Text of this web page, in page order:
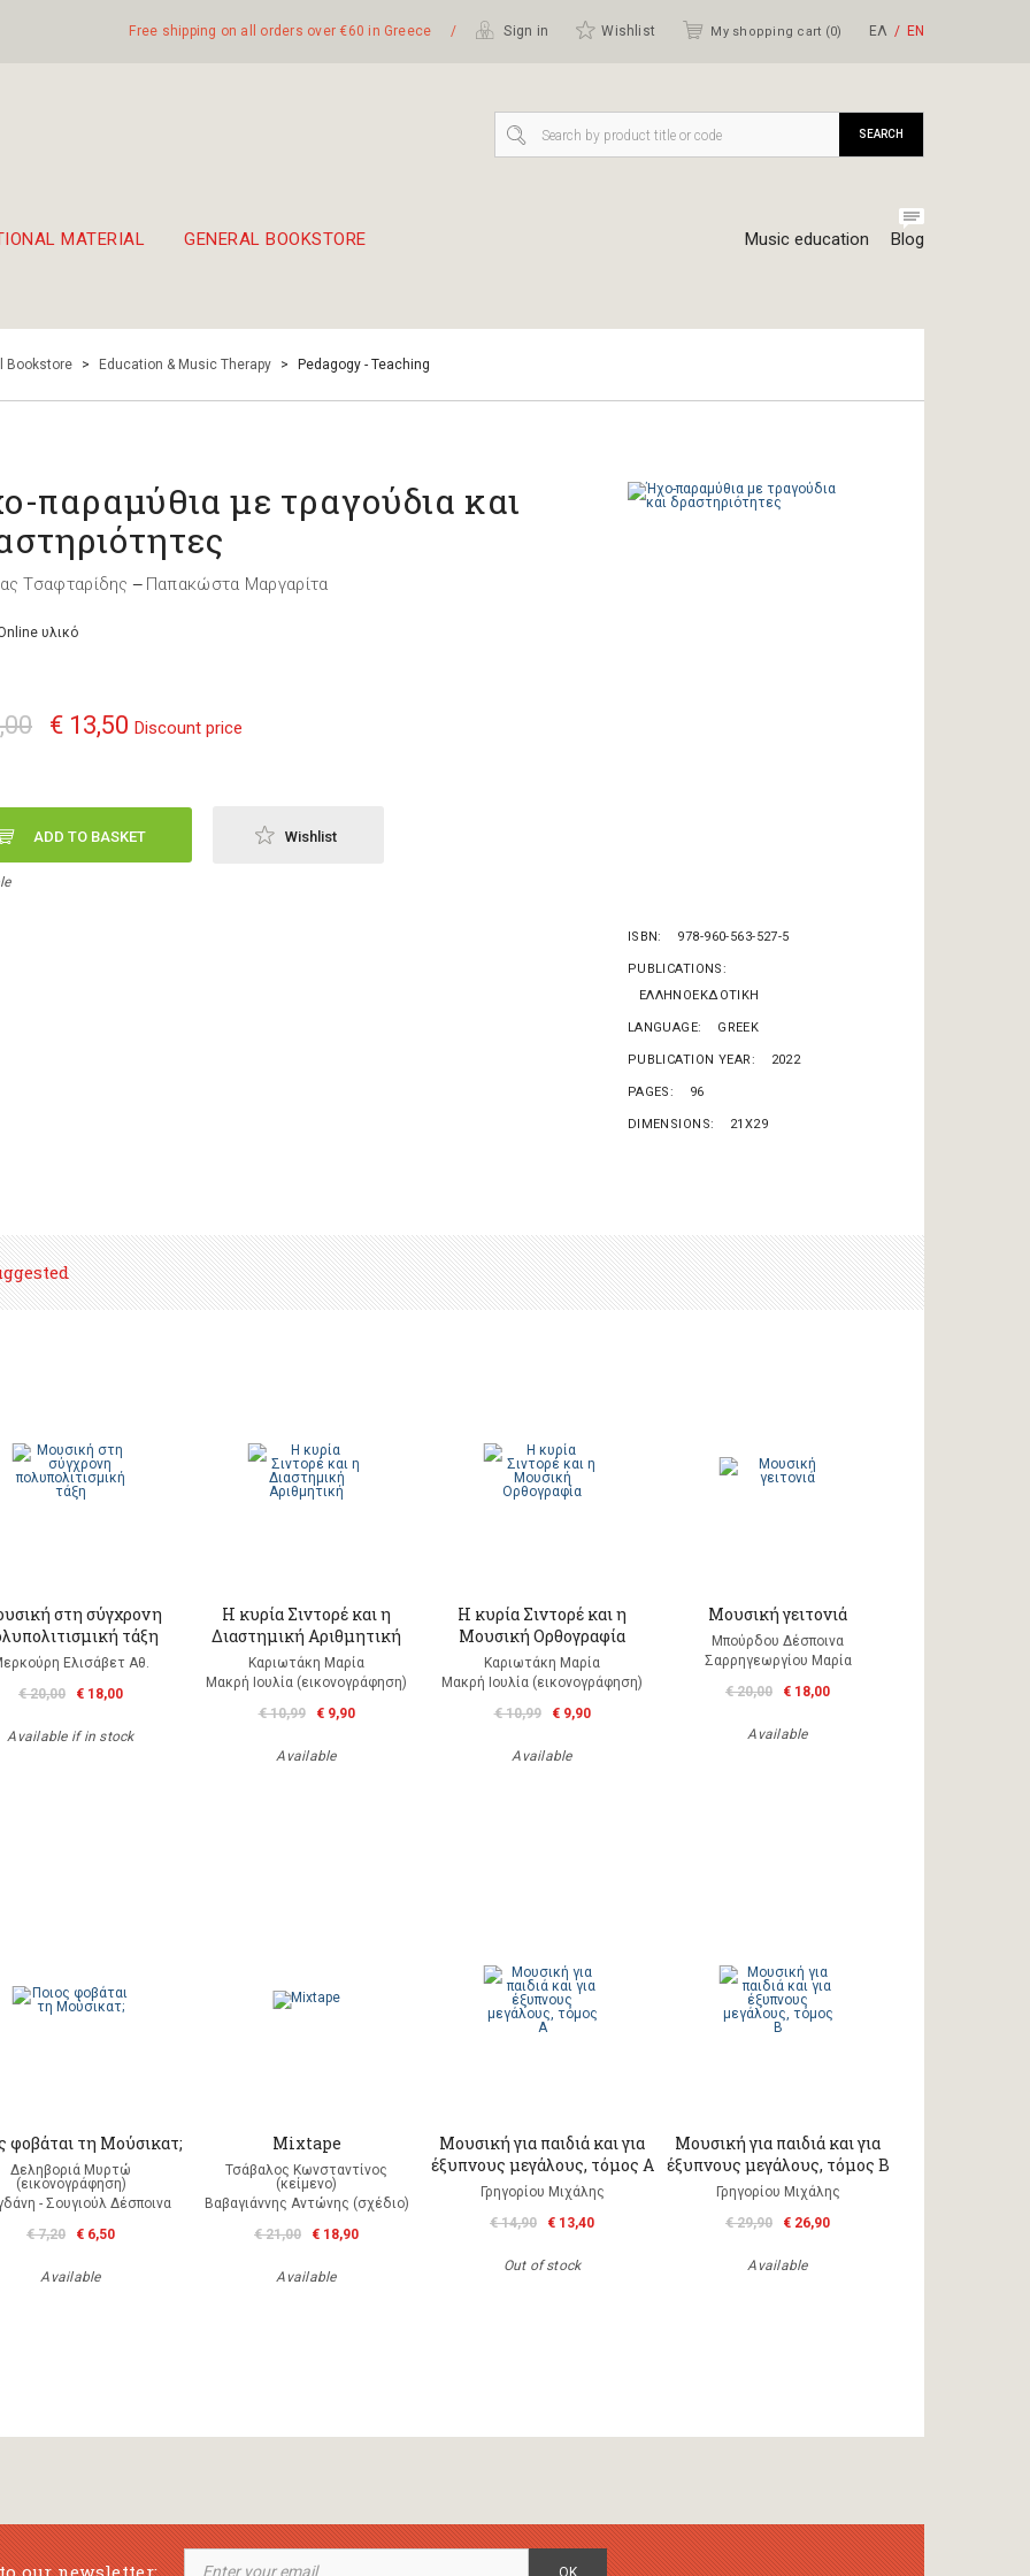
Free shipping on all orders over €60 in Greece / Sign in Wishlist My shopping cart (0) ΕΛ ΕΝ
MATERIAL GENERAL BOOKSTORE Music education Blog
SEARCH
Bookstore > Education & Music Therapy > Pedagogy - Teaching
παραμύθια με τραγούδια και
Τσαφταρίδης — Παπακώστα Μαργαρίτα
υλικό
€ 13,50 Discount price
ADD TO BASKET Wishlist
ISBN 978-960-563-527-5
PUBLICATIONS
ΕΛΛΗΝΟΕΚΔΟΤΙΚΗ
LANGUAGE GREEK
PUBLICATION YEAR 2022
PAGES 96
DIMENSIONS 21X29
στη σύγχρονη
τάξη
Ελισάβετ Αθ.
€ 20,00
€ 18,00
Available if in stock
Η κυρία Σιντορέ και η
Διαστημική Αριθμητική
Καριωτάκη Μαρία
Μακρή Ιουλία (εικονογράφηση)
€ 10,99
€ 9,90
Available
Η κυρία Σιντορέ και η
Μουσική Ορθογραφία
Καριωτάκη Μαρία
Μακρή Ιουλία (εικονογράφηση)
€ 10,99
€ 9,90
Available
Μουσική γειτονιά
Μπούρδου Δέσποινα
Σαρρηγεωργίου Μαρία
€ 20,00
€ 18,00
Available
φοβάται τη Μούσικατ;
Δεληβοριά Μυρτώ
(εικονογράφηση)
- Σουγιούλ Δέσποινα
€ 7,20
€ 6,50
Available
Mixtape
Τσάβαλος Κωνσταντίνος
(κείμενο)
Βαβαγιάννης Αντώνης (σχέδιο)
€ 21,00
€ 18,90
Available
Μουσική για παιδιά και για
έξυπνους μεγάλους, τόμος Α
Γρηγορίου Μιχάλης
€ 14,90
€ 13,40
Out of stock
Μουσική για παιδιά και για
έξυπνους μεγάλους, τόμος Β
Γρηγορίου Μιχάλης
€ 29,90
€ 26,90
Available
our newsletter: OK